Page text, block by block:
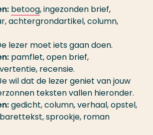
betoog, ingezonden brief,
achtergrondartikel, column,
lezer moet iets gaan doen.
pamflet, open brief,
recensie.
wil dat de lezer geniet van jouw
teksten vallen hieronder.
gedicht, column, verhaal, opstel,
sprookje, roman